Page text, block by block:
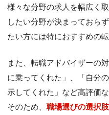
様々な分野の求人を幅広く
したい分野が決まっておら
たい方には特におすすめの
また、転職アドバイザーの
に乗ってくれた」、「自分
示してくれた」など高評価
そのため、 職場選びの選択